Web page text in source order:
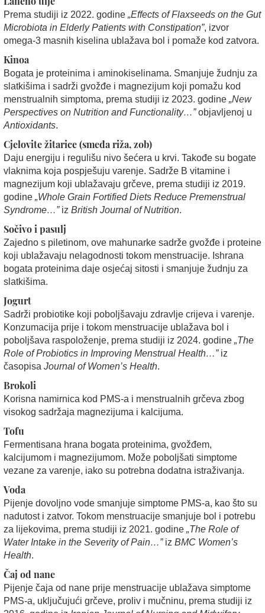
Prema studiji iz 2022. godine „Effects of Flaxseeds on the Gut
Microbiota in Elderly Patients with Constipation”, izvor
omega-3 masnih kiselina ublažava bol i pomaže kod zatvora.
Kinoa
Bogata je proteinima i aminokiselinama. Smanjuje žudnju za
slatkišima i sadrži gvožđe i magnezijum koji pomažu kod
menstrualnih simptoma, prema studiji iz 2023. godine „New
Perspectives on Nutrition and Functionality…”objavljenoj u
Antioxidants.
Cjelovite žitarice (smeđa riža, zob)
Daju energiju i regulišu nivo šećera u krvi. Takođe su bogate
vlaknima koja pospješuju varenje. Sadrže B vitamine i
magnezijum koji ublažavaju grčeve, prema studiji iz 2019.
godine „Whole Grain Fortified Diets Reduce Premenstrual
Syndrome…”iz British Journal of Nutrition.
Sočivo i pasulj
Zajedno s piletinom, ove mahunarke sadrže gvožđe i proteine
koji ublažavaju nelagodnosti tokom menstruacije. Ishrana
bogata proteinima daje osjećaj sitosti i smanjuje žudnju za
slatkišima.
Jogurt
Sadrži probiotike koji poboljšavaju zdravlje crijeva i varenje.
Konzumacija prije i tokom menstruacije ublažava bol i
poboljšava raspoloženje, prema studiji iz 2024. godine „The
Role of Probiotics in Improving Menstrual Health…”iz
časopisa Journal of Women’s Health.
Brokoli
Korisna namirnica kod PMS-a i menstrualnih grčeva zbog
visokog sadržaja magnezijuma i kalcijuma.
Tofu
Fermentisana hrana bogata proteinima, gvožđem,
kalcijumom i magnezijumom. Može poboljšati simptome
vezane za varenje, iako su potrebna dodatna istraživanja.
Voda
Pijenje dovoljno vode smanjuje simptome PMS-a, kao što su
nadutost i zatvor. Tokom menstruacije smanjuje bol i potrebu
za lijekovima, prema studiji iz 2021. godine „The Role of
Water Intake in the Severity of Pain…”iz BMC Women’s
Health.
Čaj od nane
Pijenje čaja od nane prije menstruacije ublažava simptome
PMS-a, uključujući grčeve, proliv i mučninu, prema studiji iz